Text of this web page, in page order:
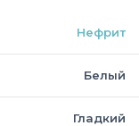
Нефрит
Белый
Гладкий